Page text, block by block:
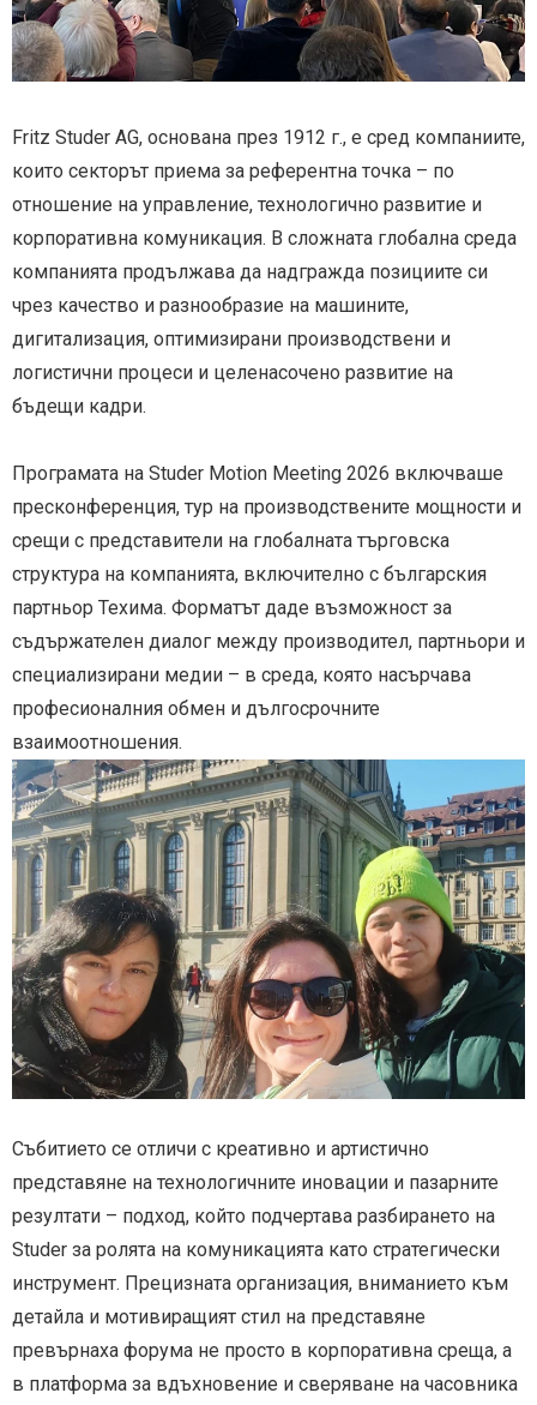
Fritz Studer AG, основана през 1912 г., е сред компаниите,
които секторът приема за референтна точка – по
отношение на управление, технологично развитие и
корпоративна комуникация. В сложната глобална среда
компанията продължава да надгражда позициите си
чрез качество и разнообразие на машините,
дигитализация, оптимизирани производствени и
логистични процеси и целенасочено развитие на
бъдещи кадри.
Програмата на Studer Motion Meeting 2026 включваше
пресконференция, тур на производствените мощности и
срещи с представители на глобалната търговска
структура на компанията, включително с българския
партньор Техима. Форматът даде възможност за
съдържателен диалог между производител, партньори и
специализирани медии – в среда, която насърчава
професионалния обмен и дългосрочните
взаимоотношения.
Събитието се отличи с креативно и артистично
представяне на технологичните иновации и пазарните
резултати – подход, който подчертава разбирането на
Studer за ролята на комуникацията като стратегически
инструмент. Прецизната организация, вниманието към
детайла и мотивиращият стил на представяне
превърнаха форума не просто в корпоративна среща, а
в платформа за вдъхновение и сверяване на часовника